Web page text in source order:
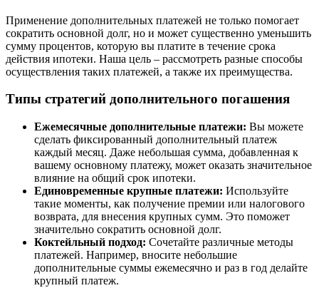
Применение дополнительных платежей не только помогает
сократить основной долг, но и может существенно уменьшить
сумму процентов, которую вы платите в течение срока
действия ипотеки. Наша цель – рассмотреть разные способы
осуществления таких платежей, а также их преимущества.
Типы стратегий дополнительного погашения
Ежемесячные дополнительные платежи: Вы можете
сделать фиксированный дополнительный платеж
каждый месяц. Даже небольшая сумма, добавленная к
вашему основному платежу, может оказать значительное
влияние на общий срок ипотеки.
Единовременные крупные платежи: Используйте
такие моменты, как получение премии или налогового
возврата, для внесения крупных сумм. Это поможет
значительно сократить основной долг.
Коктейльный подход: Сочетайте различные методы
платежей. Например, вносите небольшие
дополнительные суммы ежемесячно и раз в год делайте
крупный платеж.